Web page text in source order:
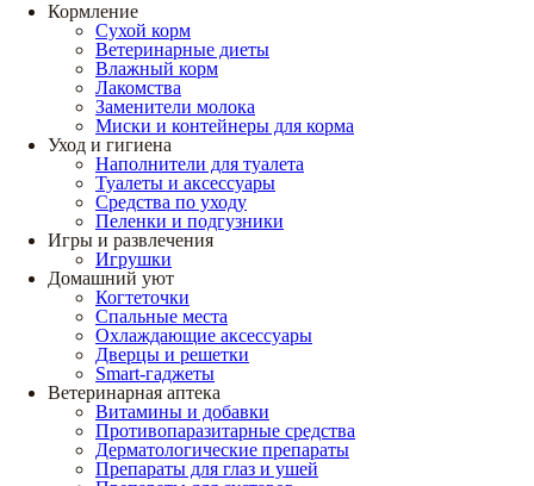
Кормление
Сухой корм
Ветеринарные диеты
Влажный корм
Лакомства
Заменители молока
Миски и контейнеры для корма
Уход и гигиена
Наполнители для туалета
Туалеты и аксессуары
Средства по уходу
Пеленки и подгузники
Игры и развлечения
Игрушки
Домашний уют
Когтеточки
Спальные места
Охлаждающие аксессуары
Дверцы и решетки
Smart-гаджеты
Ветеринарная аптека
Витамины и добавки
Противопаразитарные средства
Дерматологические препараты
Препараты для глаз и ушей